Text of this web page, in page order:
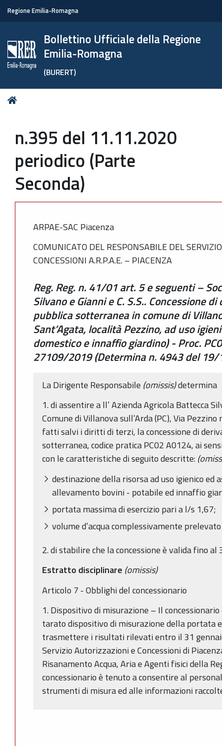
Regione Emilia-Romagna
Bollettino Ufficiale della Regione
Emilia-Romagna
(BURERT)
Tu
n.395 del 11.11.2020
periodico (Parte
Seconda)
ARPAE-SAC Piacenza
COMUNICATO DEL RESPONSABILE DEL
CONCESSIONI A.R.P.A.E. – PIACENZA
Reg. Reg. n. 41/01 art. 5 e seguenti –
Silvano e Gianni e C. S.S.. Concessione
pubblica sotterranea in comune di
Sant’Agata, località Pezzino, ad uso
domestico e innaffio giardino) - Proc.
27109/2019 (Determina n. 4943 del
La Dirigente Responsabile (omissis)determina
1. di assentire a ll’ Azienda Agricola Battecca
Comune di Villanova sull’Arda (PC), Via Pezzino
fatti salvi i diritti di terzi, la concessione di
sotterranea, codice pratica PC02 A0124, ai
con le caratteristiche di seguito descritte:
destinazione della risorsa ad uso igienico ed
allevamento bovini - potabile ed innaffio
portata massima di esercizio pari a l/s 1,67;
volume d’acqua complessivamente
2. di stabilire che la concessione è valida fino
Estratto disciplinare (omissis)
Articolo 7 - Obblighi del concessionario
1. Dispositivo di misurazione – Il
tarato dispositivo di misurazione della portata
trasmettere i risultati rilevati entro il 31
Servizio Autorizzazioni e Concessioni di
Risanamento Acqua, Aria e Agenti fisici della
concessionario è tenuto a consentire al
strumenti di misura ed alle informazioni